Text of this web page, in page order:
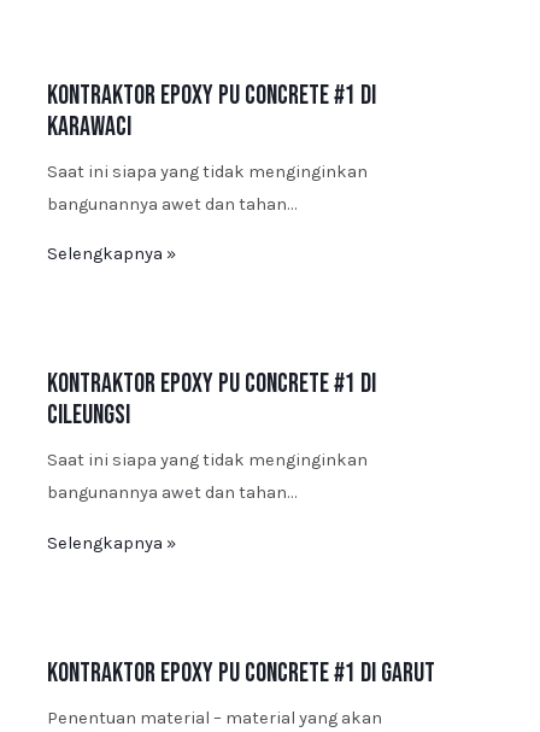
Kontraktor Epoxy PU Concrete #1 di
Karawaci
Saat ini siapa yang tidak menginginkan
bangunannya awet dan tahan…
Selengkapnya »
Kontraktor Epoxy PU Concrete #1 di
Cileungsi
Saat ini siapa yang tidak menginginkan
bangunannya awet dan tahan…
Selengkapnya »
Kontraktor Epoxy PU Concrete #1 di Garut
Penentuan material – material yang akan